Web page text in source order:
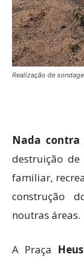
Realização de
Nada contra
destruição
familiar,
construção
noutras áreas.
A Praça